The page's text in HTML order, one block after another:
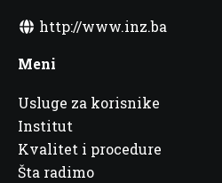
http://www.inz.ba
Meni
Usluge za korisnike
Institut
Kvalitet i procedure
Šta radimo